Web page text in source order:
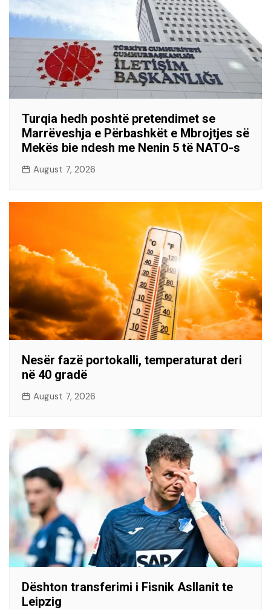
Turqia hedh poshtë pretendimet se
Marrëveshja e Përbashkët e Mbrojtjes së
Mekës bie ndesh me Nenin 5 të NATO-s
August 7, 2026
Nesër fazë portokalli, temperaturat deri
në 40 gradë
August 7, 2026
Dështon transferimi i Fisnik Asllanit te
Leipzig